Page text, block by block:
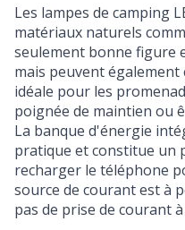
Les lampes de camping
matériaux naturels
seulement bonne figure
mais peuvent
idéale pour les
poignée de maintien ou
La banque d'énergie
pratique et constitue un
recharger le téléphone
source de courant est à
pas de prise de courant